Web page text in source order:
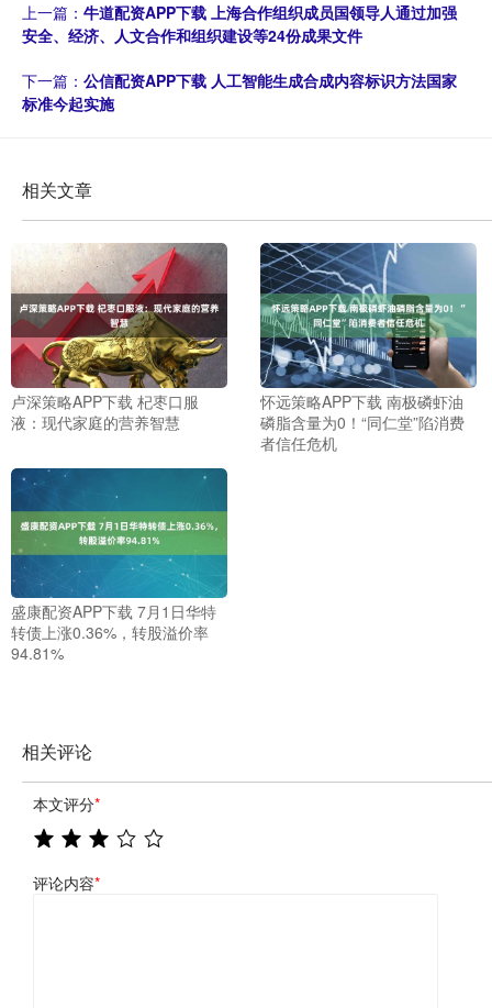
上一篇： 牛道配资APP下载 上海合作组织成员国领导人通过加强
安全、经济、人文合作和组织建设等24份成果文件
下一篇： 公信配资APP下载 人工智能生成合成内容标识方法国家
标准今起实施
相关文章
卢深策略APP下载 杞枣口服
液：现代家庭的营养智慧
怀远策略APP下载 南极磷虾油
磷脂含量为0！“同仁堂”陷消费
者信任危机
盛康配资APP下载 7月1日华特
转债上涨0.36%，转股溢价率
94.81%
相关评论
本文评分*
评论内容*